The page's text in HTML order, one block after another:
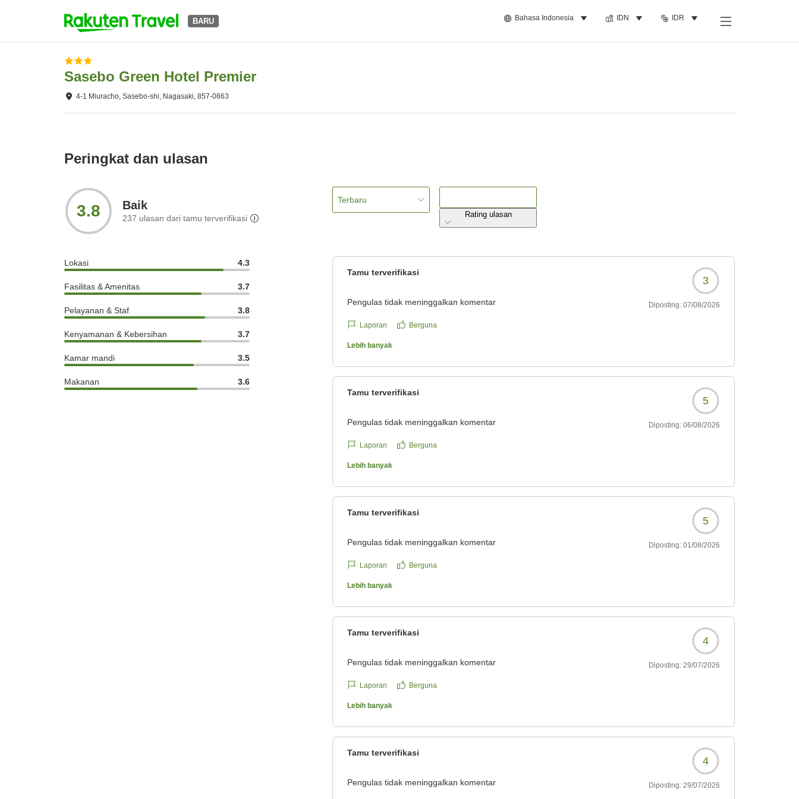
BARU Bahasa Indonesia IDN IDR
Sasebo Green Hotel Premier
4-1 Miuracho, Sasebo-shi, Nagasaki, 857-0863
Peringkat dan ulasan
3.8 Baik
237 ulasan dari tamu terverifikasi
Lokasi 4.3
Fasilitas & Amenitas 3.7
Pelayanan & Staf 3.8
Kenyamanan & Kebersihan 3.7
Kamar mandi 3.5
Makanan 3.6
Terbaru
Rating ulasan
Tamu terverifikasi
3
Pengulas tidak meninggalkan komentar Diposting: 07/08/2026
Laporan Berguna
Lebih banyak
Tamu terverifikasi
5
Pengulas tidak meninggalkan komentar Diposting: 06/08/2026
Laporan Berguna
Lebih banyak
Tamu terverifikasi
5
Pengulas tidak meninggalkan komentar Diposting: 01/08/2026
Laporan Berguna
Lebih banyak
Tamu terverifikasi
4
Pengulas tidak meninggalkan komentar Diposting: 29/07/2026
Laporan Berguna
Lebih banyak
Tamu terverifikasi
4
Pengulas tidak meninggalkan komentar Diposting: 29/07/2026